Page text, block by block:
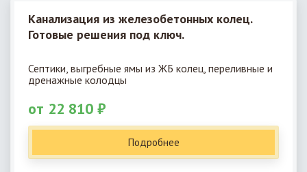
Канализация из железобетонных колец.
Готовые решения под ключ.
Септики, выгребные ямы из ЖБ колец, переливные и
дренажные колодцы
от 22 810 ₽
Подробнее